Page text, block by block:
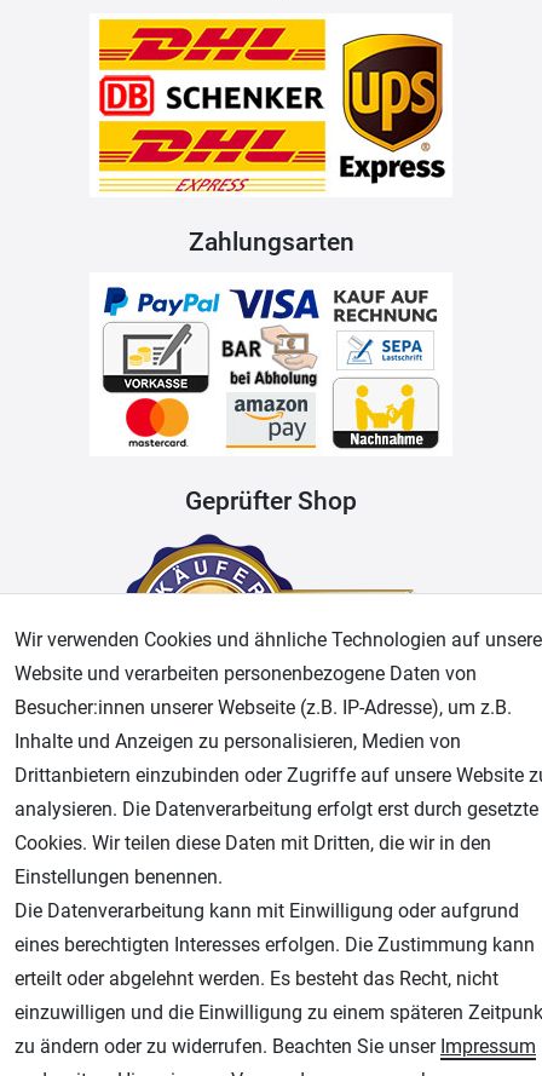
Zahlungsarten
Geprüfter Shop
AGB Widerrufsrecht Datenschutz Impressum
Unsere weiteren Shops:
Airbrush-City
Fachhandel für: Airbrushpistolen, Kompressoren, Airbrushfarben
Modellbau-City
Modellbau Shop
Plotter-City
Schneideplotter, Transferpressen, Siebdruck und Plotterfolien
Wir verwenden Cookies und ähnliche Technologien auf
Website und verarbeiten personenbezogene Daten von
Besucher:innen unserer Webseite (z.B. IP-Adresse), um z.B.
Inhalte und Anzeigen zu personalisieren, Medien von
Drittanbietern einzubinden oder Zugriffe auf unsere Website
analysieren. Die Datenverarbeitung erfolgt erst durch gesetzte
Cookies. Wir teilen diese Daten mit Dritten, die wir in den
Einstellungen benennen.
Die Datenverarbeitung kann mit Einwilligung oder aufgrund
eines berechtigten Interesses erfolgen. Die Zustimmung kann
erteilt oder abgelehnt werden. Es besteht das Recht, nicht
einzuwilligen und die Einwilligung zu einem späteren
zu ändern oder zu widerrufen. Beachten Sie unser Impressum